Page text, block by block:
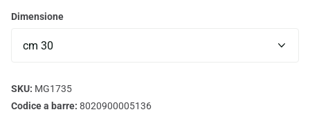
Dimensione
SKU: MG1735
Codice a barre: 8020900005136